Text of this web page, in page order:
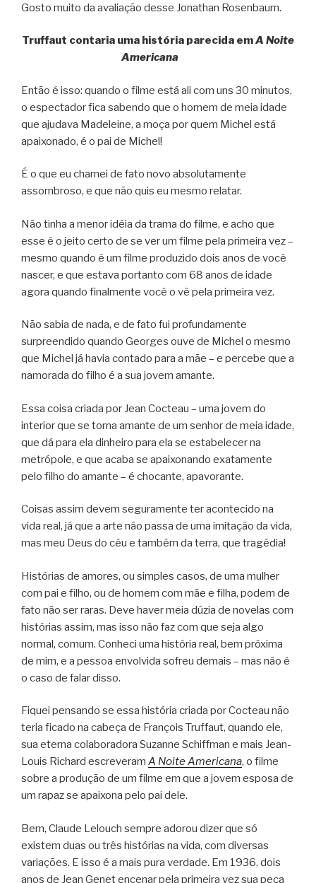
Gosto muito da avaliação desse Jonathan Rosenbaum.
Truffaut contaria uma história parecida emA Noite
Americana
Então é isso: quando o filme está ali com uns 30 minutos,
o espectador fica sabendo que o homem de meia idade
que ajudava Madeleine, a moça por quem Michel está
apaixonado, é o pai de Michel!
É o que eu chamei de fato novo absolutamente
assombroso, e que não quis eu mesmo relatar.
Não tinha a menor idéia da trama do filme, e acho que
esse é o jeito certo de se ver um filme pela primeira vez –
mesmo quando é um filme produzido dois anos de você
nascer, e que estava portanto com 68 anos de idade
agora quando finalmente você o vê pela primeira vez.
Não sabia de nada, e de fato fui profundamente
surpreendido quando Georges ouve de Michel o mesmo
que Michel já havia contado para a mãe – e percebe que a
namorada do filho é a sua jovem amante.
Essa coisa criada por Jean Cocteau – uma jovem do
interior que se torna amante de um senhor de meia idade,
que dá para ela dinheiro para ela se estabelecer na
metrópole, e que acaba se apaixonando exatamente
pelo filho do amante – é chocante, apavorante.
Coisas assim devem seguramente ter acontecido na
vida real, já que a arte não passa de uma imitação da vida,
mas meu Deus do céu e também da terra, que tragédia!
Histórias de amores, ou simples casos, de uma mulher
com pai e filho, ou de homem com mãe e filha, podem de
fato não ser raras. Deve haver meia dúzia de novelas com
histórias assim, mas isso não faz com que seja algo
normal, comum. Conheci uma história real, bem próxima
de mim, e a pessoa envolvida sofreu demais – mas não é
o caso de falar disso.
Fiquei pensando se essa história criada por Cocteau não
teria ficado na cabeça de François Truffaut, quando ele,
sua eterna colaboradora Suzanne Schiffman e mais Jean-
Louis Richard escreveram A Noite Americana, o filme
sobre a produção de um filme em que a jovem esposa de
um rapaz se apaixona pelo pai dele.
Bem, Claude Lelouch sempre adorou dizer que só
existem duas ou três histórias na vida, com diversas
variações. E isso é a mais pura verdade. Em 1936, dois
anos de Jean Genet encenar pela primeira vez sua peça